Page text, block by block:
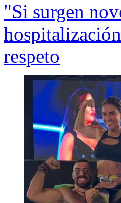
"Si surgen
respeto